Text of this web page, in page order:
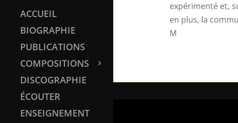
ACCUEIL
BIOGRAPHIE
PUBLICATIONS
COMPOSITIONS
DISCOGRAPHIE
ÉCOUTER
ENSEIGNEMENT
expérimenté et,
en plus, la
M